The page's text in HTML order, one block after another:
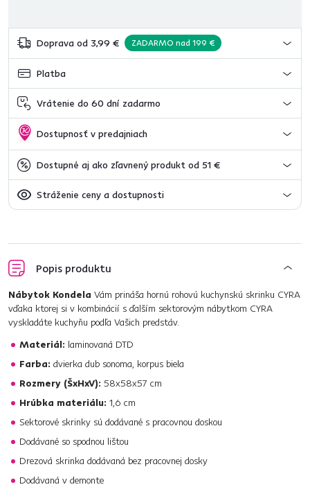
Doprava od 3,99 € ZADARMO nad 199 €
Platba
Vrátenie do 60 dní zadarmo
Dostupnosť v predajniach
Dostupné aj ako zľavnený produkt od 51 €
Stráženie ceny a dostupnosti
Popis produktu
Nábytok Kondela Vám prináša hornú rohovú kuchynskú skrinku CYRA
vďaka ktorej si v kombinácií s ďalším sektorovým nábytkom CYRA
vyskladáte kuchyňu podľa Vašich predstáv.
Materiál: laminovaná DTD
Farba: dvierka dub sonoma, korpus biela
Rozmery (ŠxHxV): 58x58x57 cm
Hrúbka materiálu: 1,6 cm
Sektorové skrinky sú dodávané s pracovnou doskou
Dodávané so spodnou lištou
Drezová skrinka dodávaná bez pracovnej dosky
Dodávaná v demonte